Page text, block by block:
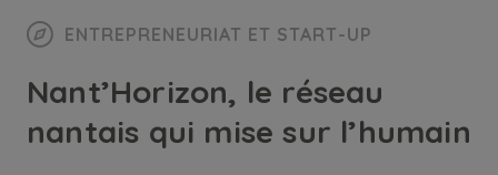
ENTREPRENEURIAT ET START-UP
Nant’Horizon, le réseau
nantais qui mise sur l’humain